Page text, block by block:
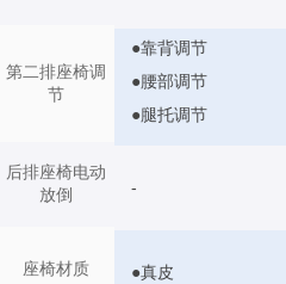
第二排座椅调
节
后排座椅电动
放倒
座椅材质
●靠背调节
●腰部调节
●腿托调节
-
●真皮